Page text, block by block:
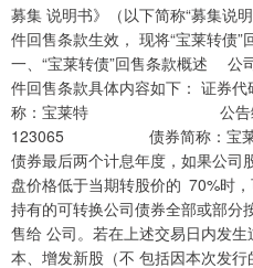
募集 说明书》（以下简称“募集说
件回售条款生效， 现将“宝莱转债
一、“宝莱转债”回售条款概述 公
件回售条款具体内容如下：
称：宝莱特 公告编号：
123065 债券简称：宝莱转
债券最后两个计息年度，如果公司
盘价格低于当期转股价的 70%时
持有的可转换公司债券全部或部分
售给 公司。若在上述交易日内发
本、增发新股（不 包括因本次发